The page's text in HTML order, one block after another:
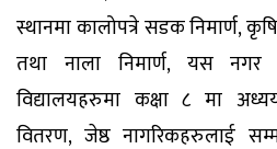
स्थानमा कालोपत्रे सडक निमार्ण,
तथा नाला निमार्ण, यस नगर
विद्यालयहरुमा कक्षा ८ मा
वितरण, जेष्ठ नागरिकहरुलाई